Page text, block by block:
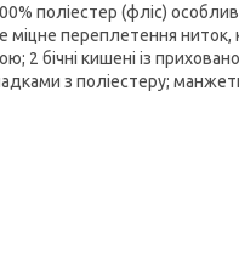
поліестер (фліс)
міцне переплетення ниток,
2 бічні кишені із
з поліестеру;